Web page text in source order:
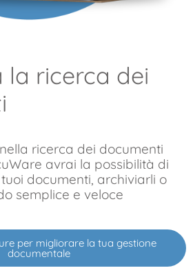
la ricerca dei
ricerca dei documenti
avrai la possibilità di
documenti, archiviarli o
semplice e veloce
per migliorare la tua gestione
documentale